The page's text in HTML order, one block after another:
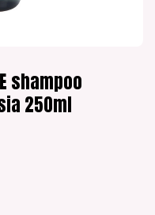
shampoo
250ml